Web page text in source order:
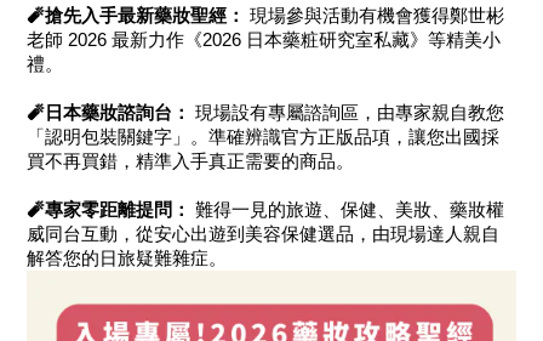
🧨搶先入手最新藥妝聖經：
現場參與活動有機會獲得鄭世彬
老師 2026 最新力作《2026 日本藥粧研究室私藏》等精美小
禮。
🧨 日本藥妝諮詢台：
現場設有專屬諮詢區，由專家親自教您
「認明包裝關鍵字」。準確辨識官方正版品項，讓您出國採
買不再買錯，精準入手真正需要的商品。
🧨專家零距離提問：
難得一見的旅遊、保健、美妝、藥妝權
威同台互動，從安心出遊到美容保健選品，由現場達人親自
解答您的日旅疑難雜症。